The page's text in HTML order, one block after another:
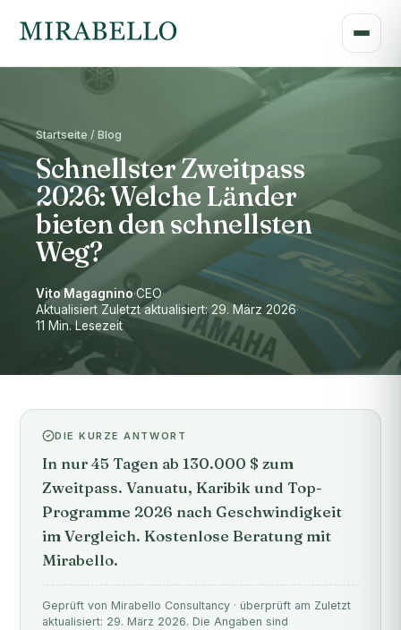
Startseite / Blog
Schnellster Zweitpass
2026: Welche Länder
bieten den schnellsten
Weg?
Vito Magagnino·CEO·
Aktualisiert Zuletzt aktualisiert: 29. März 2026·
11 Min. Lesezeit
DIE KURZE ANTWORT
In nur 45 Tagen ab 130.000 $ zum
Zweitpass. Vanuatu, Karibik und Top-
Programme 2026 nach Geschwindigkeit
im Vergleich. Kostenlose Beratung mit
Mirabello.
Geprüft von Mirabello Consultancy · überprüft am Zuletzt
aktualisiert: 29. März 2026. Die Angaben sind